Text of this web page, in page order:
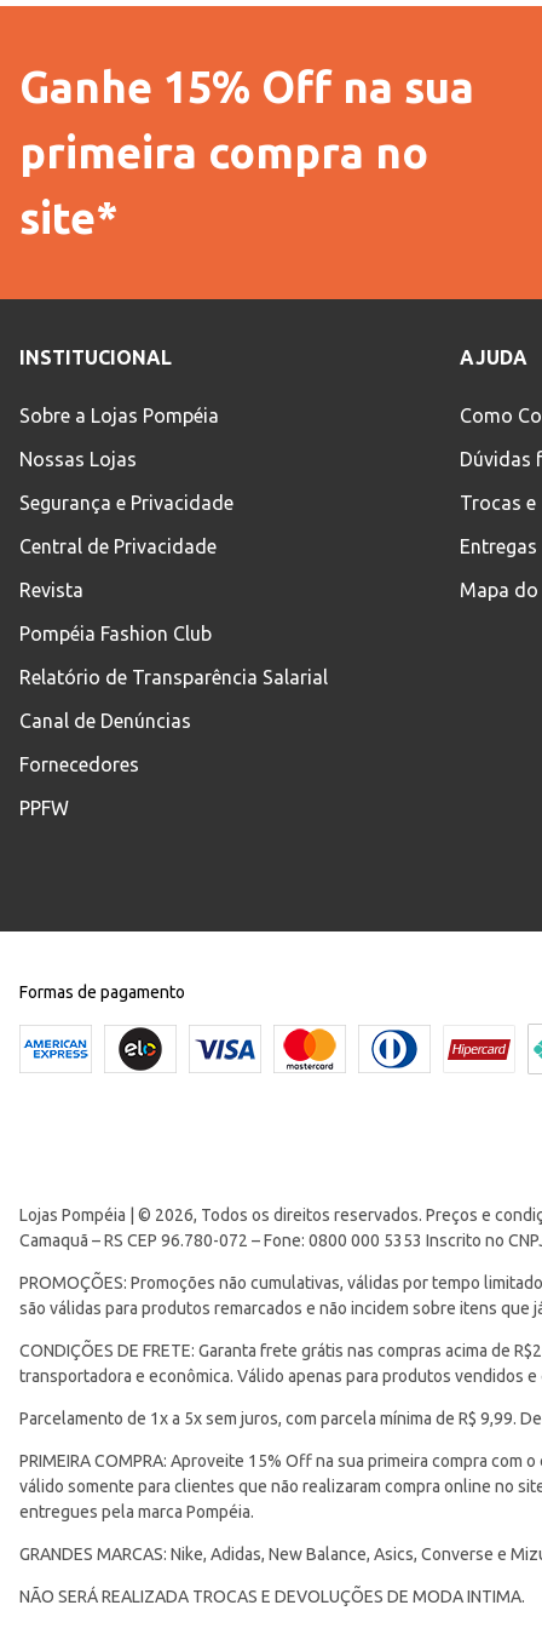
Ganhe 15% Off na sua
primeira compra no
site*
INSTITUCIONAL
Sobre a Lojas Pompéia
Nossas Lojas
Segurança e Privacidade
Central de Privacidade
Revista
Pompéia Fashion Club
Relatório de Transparência Salarial
Canal de Denúncias
Fornecedores
PPFW
AJUDA
Como
Dúvidas
Trocas e
Entregas
Mapa do
Formas de pagamento
Lojas Pompéia | © 2026, Todos os direitos reservados. Preços e
Camaquã – RS CEP 96.780-072 – Fone: 0800 000 5353 Inscrito no
PROMOÇÕES: Promoções não cumulativas, válidas por tempo
são válidas para produtos remarcados e não incidem sobre itens
CONDIÇÕES DE FRETE: Garanta frete grátis nas compras acima de
transportadora e econômica. Válido apenas para produtos vendidos
Parcelamento de 1x a 5x sem juros, com parcela mínima de R$ 9,99.
PRIMEIRA COMPRA: Aproveite 15% Off na sua primeira compra com
válido somente para clientes que não realizaram compra online no
entregues pela marca Pompéia.
GRANDES MARCAS: Nike, Adidas, New Balance, Asics, Converse e
NÃO SERÁ REALIZADA TROCAS E DEVOLUÇÕES DE MODA INTIMA.